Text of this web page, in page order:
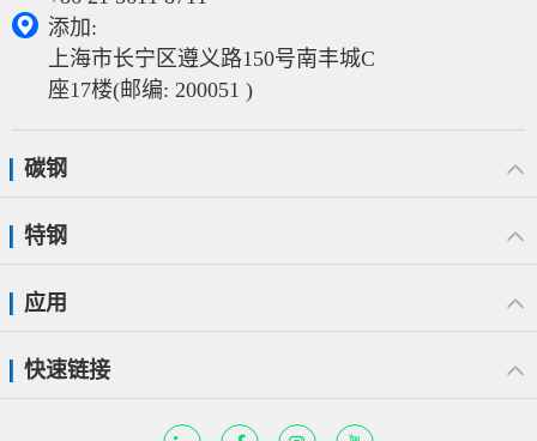

添加:
上海市长宁区遵义路150号南丰城C
座17楼(邮编: 200051 )
碳钢
特钢
应用
快速链接